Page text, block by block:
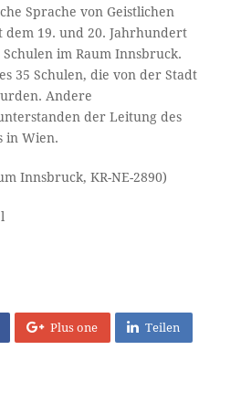
Sprache von Geistlichen
19. und 20. Jahrhundert
im Raum Innsbruck.
35 Schulen, die von der Stadt
Andere
der Leitung des
in Wien.
Innsbruck, KR-NE-2890)
Plus one Teilen